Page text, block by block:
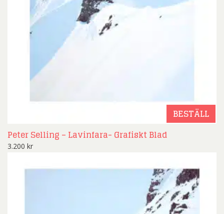
BESTÄLL
Peter Selling – Lavinfara- Grafiskt Blad
3.200 kr